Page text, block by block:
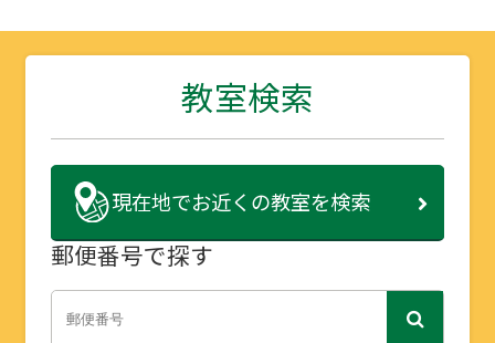
教室検索
現在地でお近くの教室を検索
郵便番号で探す